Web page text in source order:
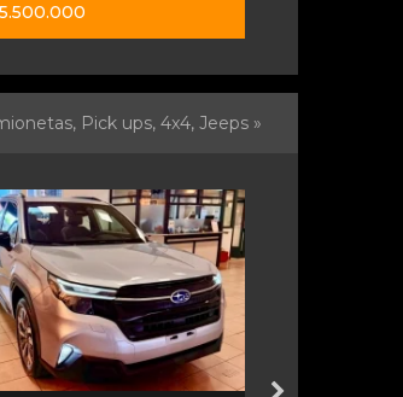
Pick ups, 4x4, Jeeps »